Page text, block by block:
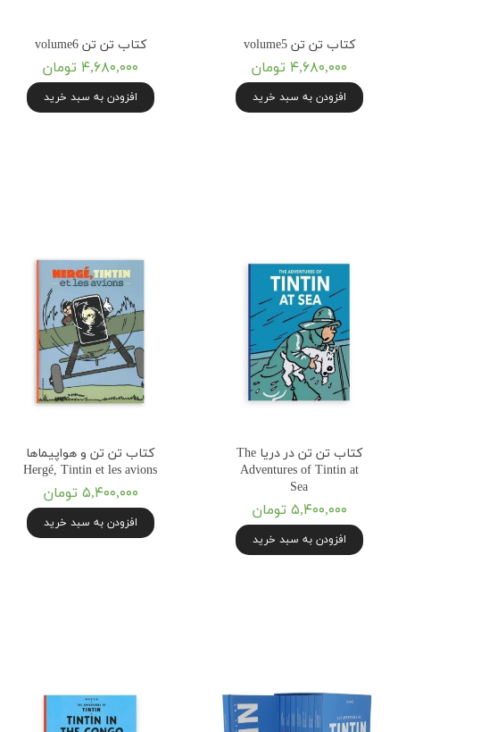
کتاب تن تن volume5
۴,۶۸۰,۰۰۰ تومان
افزودن به سبد خرید
کتاب تن تن volume6
۴,۶۸۰,۰۰۰ تومان
افزودن به سبد خرید
کتاب تن تن در دریا The
Adventures of Tintin at
Sea
۵,۴۰۰,۰۰۰ تومان
افزودن به سبد خرید
کتاب تن تن و هواپیماها
Hergé, Tintin et les avions
۵,۴۰۰,۰۰۰ تومان
افزودن به سبد خرید